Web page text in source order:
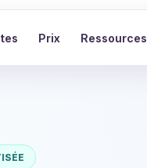
Prix Ressources